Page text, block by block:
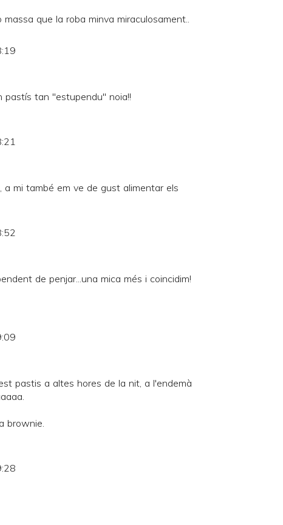
que la roba minva miraculosament..
pastís tan "estupendu" noia!!
a mi també em ve de gust alimentar els
de penjar...una mica més i coincidim!
pastis a altes hores de la nit, a l'endemà
brownie.